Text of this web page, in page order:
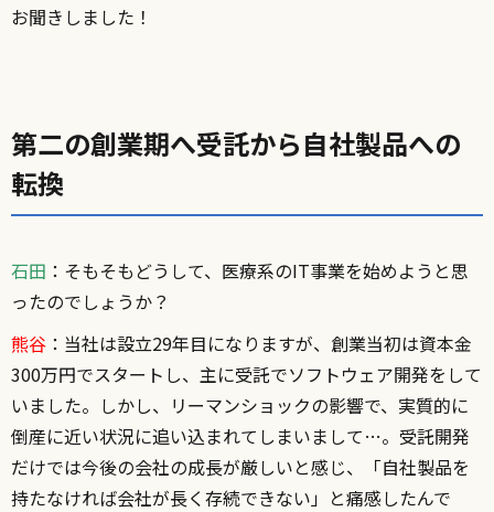
お聞きしました！
第二の創業期へ――受託から自社製品への
転換
石田 ：そもそもどうして、医療系のIT事業を始めようと思
ったのでしょうか？
熊谷 ：当社は設立29年目になりますが、創業当初は資本金
300万円でスタートし、主に受託でソフトウェア開発をして
いました。しかし、リーマンショックの影響で、実質的に
倒産に近い状況に追い込まれてしまいまして…。受託開発
だけでは今後の会社の成長が厳しいと感じ、「自社製品を
持たなければ会社が長く存続できない」と痛感したんで